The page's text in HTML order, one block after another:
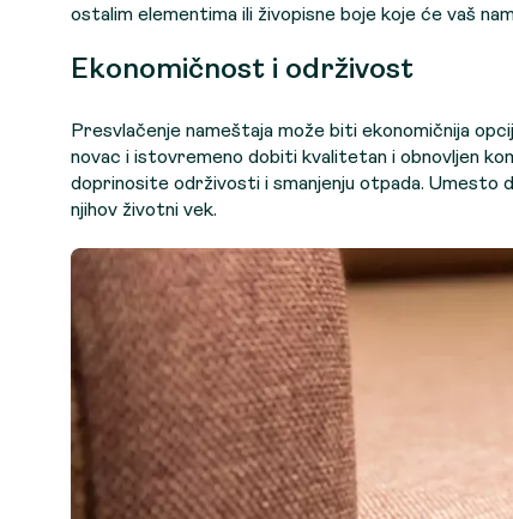
ostalim elementima ili živopisne boje koje će vaš
Ekonomičnost i održivost
Presvlačenje nameštaja može biti ekonomičnija
novac i istovremeno dobiti kvalitetan i obnovljen
doprinosite održivosti i smanjenju otpada. Umesto
njihov životni vek.